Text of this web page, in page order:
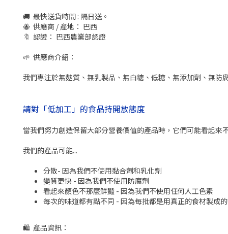
🚚 最快送貨時間 : 隔日送。
🐝 供應商 / 產地： 巴西
🔖 認證： 巴西農業部認證
🌱 供應商介紹：
我們專注於無麩質、無乳製品、無白糖、低糖、無添加劑、無
請對「低加工」的食品持開放態度
當我們努力創造保留大部分營養價值的產品時，它們可能看起
我們的產品可能...
分散- 因為我們不使用黏合劑和乳化劑
變質更快 - 因為我們不使用防腐劑
看起來顏色不那麼鮮豔 - 因為我們不使用任何人工色素
每次的味道都有點不同 - 因為每批都是用真正的食材製成
🛍 產品資訊：